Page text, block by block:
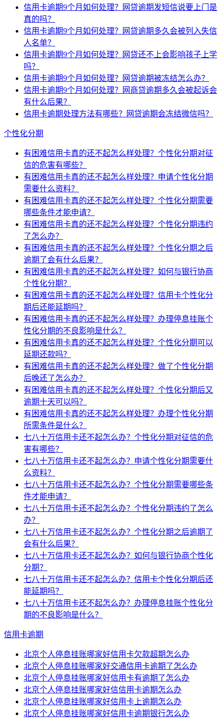
信用卡逾期9个月如何处理？网贷逾期发短信说要上门是
真的吗？
信用卡逾期9个月如何处理？网贷逾期多久会被列入失信
人名单？
信用卡逾期9个月如何处理？网贷还不上会影响孩子上学
吗？
信用卡逾期9个月如何处理？网贷逾期被冻结怎么办？
信用卡逾期9个月如何处理？网商贷逾期多久会被起诉会
有什么后果？
信用卡逾期处理方法有哪些？网贷逾期会冻结微信吗？
个性化分期
有困难信用卡真的还不起怎么样处理？个性化分期对征
信的危害有哪些？
有困难信用卡真的还不起怎么样处理？申请个性化分期
需要什么资料？
有困难信用卡真的还不起怎么样处理？个性化分期需要
哪些条件才能申请？
有困难信用卡真的还不起怎么样处理？个性化分期违约
了怎么办？
有困难信用卡真的还不起怎么样处理？个性化分期之后
逾期了会有什么后果？
有困难信用卡真的还不起怎么样处理？如何与银行协商
个性化分期？
有困难信用卡真的还不起怎么样处理？信用卡个性化分
期后还能延期吗？
有困难信用卡真的还不起怎么样处理？办理停息挂账个
性化分期的不良影响是什么？
有困难信用卡真的还不起怎么样处理？个性化分期可以
延期还款吗？
有困难信用卡真的还不起怎么样处理？做了个性化分期
后晚还了怎么办？
有困难信用卡真的还不起怎么样处理？个性化分期后又
逾期十天可以吗？
有困难信用卡真的还不起怎么样处理？办理个性化分期
所需条件是什么？
七八十万信用卡还不起怎么办？个性化分期对征信的危
害有哪些？
七八十万信用卡还不起怎么办？申请个性化分期需要什
么资料？
七八十万信用卡还不起怎么办？个性化分期需要哪些条
件才能申请？
七八十万信用卡还不起怎么办？个性化分期违约了怎么
办？
七八十万信用卡还不起怎么办？个性化分期之后逾期了
会有什么后果？
七八十万信用卡还不起怎么办？如何与银行协商个性化
分期？
七八十万信用卡还不起怎么办？信用卡个性化分期后还
能延期吗？
七八十万信用卡还不起怎么办？办理停息挂账个性化分
期的不良影响是什么？
信用卡逾期
北京个人停息挂账哪家好信用卡欠款超期怎么办
北京个人停息挂账哪家好交通信用卡逾期了怎么办
北京个人停息挂账哪家好信用卡有逾期了怎么办
北京个人停息挂账哪家好信信用卡逾期怎么办
北京个人停息挂账哪家好信用卡上逾期怎么办
北京个人停息挂账哪家好信用卡逾期银行怎么办